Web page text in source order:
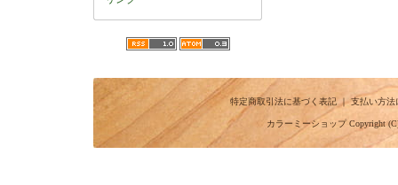
特定商取引法に基づく表記｜支払い方法
カラーミーショップCopyright